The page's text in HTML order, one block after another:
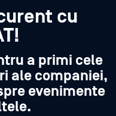
cu
a primi cele
ale companiei,
evenimente